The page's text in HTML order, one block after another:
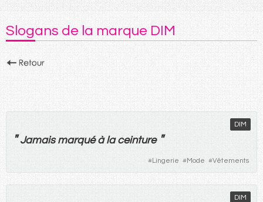
Slogans de la marque DIM
DIM
" Jamais marqué à la ceinture "
#Lingerie #Mode #Vêtements
DIM